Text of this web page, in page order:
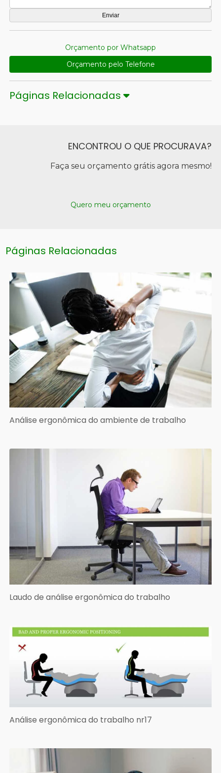
Orçamento por Whatsapp
Orçamento pelo Telefone
Páginas Relacionadas
ENCONTROU O QUE PROCURAVA?
Faça seu orçamento grátis agora mesmo!
Quero meu orçamento
Páginas Relacionadas
Análise ergonômica do ambiente de trabalho
Laudo de análise ergonômica do trabalho
Análise ergonômica do trabalho nr17